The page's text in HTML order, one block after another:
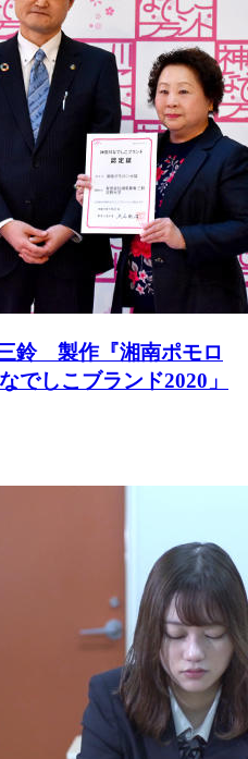
鈴 製作『湘南ポモロ
でしこブランド2020」